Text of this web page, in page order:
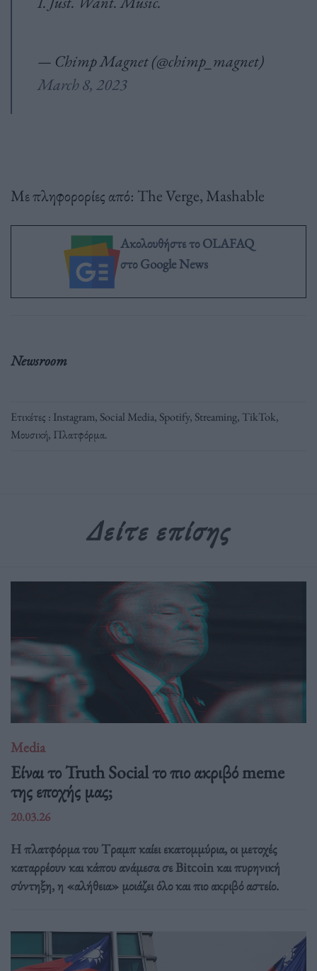
— Chimp Magnet (@chimp_magnet)
March 8, 2023
Με πληφορορίες από: The Verge, Mashable
Ακολουθήστε το OLAFAQ
στο Google News
Newsroom
Ετικέτες : Instagram, Social Media, Spotify, Streaming, TikTok,
Μουσική, Πλατφόρμα.
Δείτε επίσης
Media
Είναι το Truth Social το πιο ακριβό meme
της εποχής μας;
20.03.26
Η πλατφόρμα του Tραμπ καίει εκατομμύρια, οι μετοχές
καταρρέουν και κάπου ανάμεσα σε Bitcoin και πυρηνική
σύντηξη, η «αλήθεια» μοιάζει όλο και πιο ακριβό αστείο.